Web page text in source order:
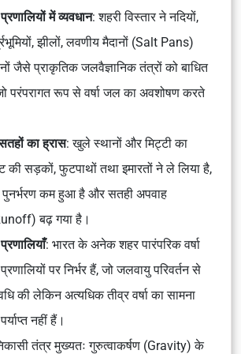
में व्यवधान: शहरी विस्तार ने नदियों,
झीलों, लवणीय मैदानों (Salt Pans)
जैसे प्राकृतिक जलवैज्ञानिक तंत्रों को बाधित
परंपरागत रूप से वर्षा जल का अवशोषण करते
का ह्रास: खुले स्थानों और मिट्टी का
की सड़कों, फुटपाथों तथा इमारतों ने ले लिया है,
कम हुआ है और सतही अपवाह
बढ़ गया है।
: भारत के अनेक शहर पारंपरिक वर्षा
पर निर्भर हैं, जो जलवायु परिवर्तन से
की लेकिन अत्यधिक तीव्र वर्षा का सामना
नहीं हैं।
तंत्र मुख्यतः गुरुत्वाकर्षण (Gravity) के